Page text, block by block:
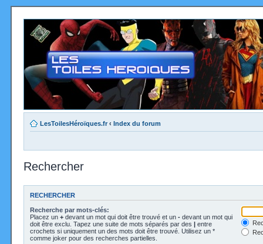
LesToilesHéroïques.fr ‹ Index du forum
Rechercher
RECHERCHER
Recherche par mots-clés:
Placez un + devant un mot qui doit être trouvé et un - devant un mot qui
doit être exclu. Tapez une suite de mots séparés par des | entre
crochets si uniquement un des mots doit être trouvé. Utilisez un *
comme joker pour des recherches partielles.